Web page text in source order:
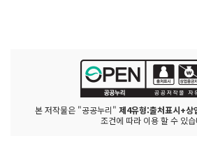
본 저작물은 "공공누리" 제4유형:출처표시+상
조건에 따라 이용 할 수 있